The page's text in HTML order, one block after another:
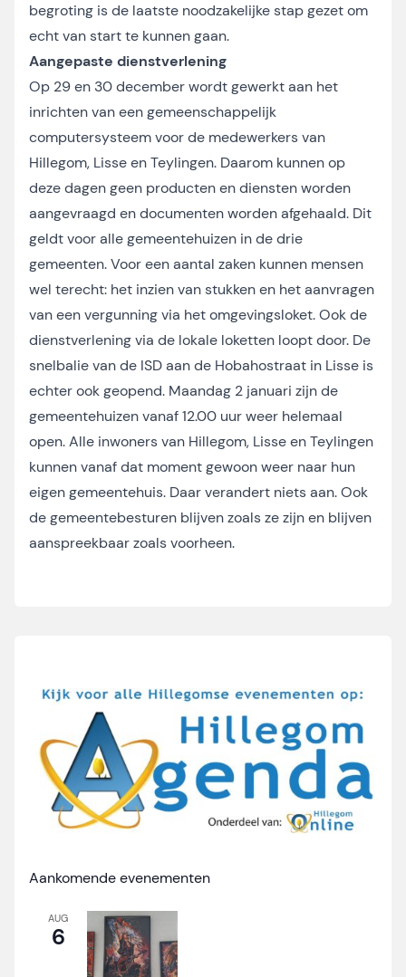
begroting is de laatste noodzakelijke stap gezet om
echt van start te kunnen gaan.
Aangepaste dienstverlening
Op 29 en 30 december wordt gewerkt aan het
inrichten van een gemeenschappelijk
computersysteem voor de medewerkers van
Hillegom, Lisse en Teylingen. Daarom kunnen op
deze dagen geen producten en diensten worden
aangevraagd en documenten worden afgehaald. Dit
geldt voor alle gemeentehuizen in de drie
gemeenten. Voor een aantal zaken kunnen mensen
wel terecht: het inzien van stukken en het aanvragen
van een vergunning via het omgevingsloket. Ook de
dienstverlening via de lokale loketten loopt door. De
snelbalie van de ISD aan de Hobahostraat in Lisse is
echter ook geopend. Maandag 2 januari zijn de
gemeentehuizen vanaf 12.00 uur weer helemaal
open. Alle inwoners van Hillegom, Lisse en Teylingen
kunnen vanaf dat moment gewoon weer naar hun
eigen gemeentehuis. Daar verandert niets aan. Ook
de gemeentebesturen blijven zoals ze zijn en blijven
aanspreekbaar zoals voorheen.
Aankomende evenementen
AUG
6